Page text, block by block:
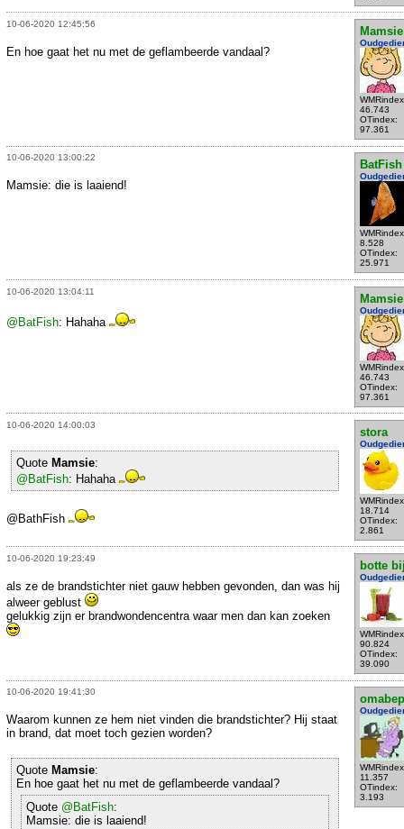
10-06-2020 12:45:56
Mamsie
46.743
OTindex:
97.361
En hoe gaat het nu met de geflambeerde vandaal?
10-06-2020 13:00:22
BatFish
8.528
OTindex:
25.971
Mamsie: die is laaiend!
10-06-2020 13:04:11
Mamsie
46.743
OTindex:
97.361
@BatFish: Hahaha
10-06-2020 14:00:03
stora
18.714
OTindex:
2.861
Quote Mamsie:
@BatFish: Hahaha
@BathFish
10-06-2020 19:23:49
botte
90.824
OTindex:
39.090
als ze de brandstichter niet gauw hebben gevonden, dan was hij
alweer geblust
gelukkig zijn er brandwondencentra waar men dan kan zoeken
10-06-2020 19:41:30
omabep
11.357
OTindex:
3.193
Waarom kunnen ze hem niet vinden die brandstichter? Hij staat
in brand, dat moet toch gezien worden?
Quote Mamsie:
En hoe gaat het nu met de geflambeerde vandaal?
Quote @BatFish:
Mamsie: die is laaiend!